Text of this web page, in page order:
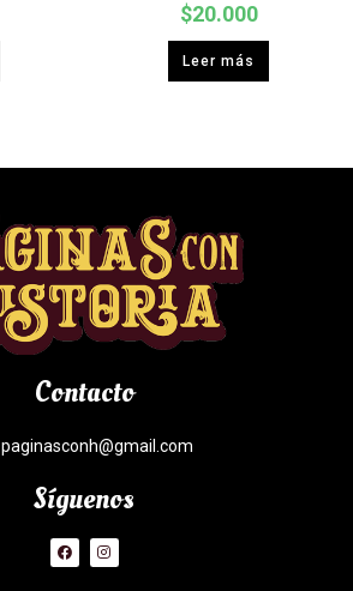
$20.000
Leer más
Contacto
paginasconh@gmail.com
Síguenos